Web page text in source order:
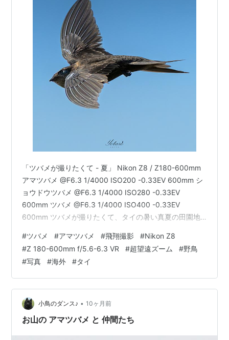
「ツバメが撮りたくて - 夏」 Nikon Z8 / Z180-600mm
アマツバメ @F6.3 1/4000 ISO200 -0.33EV 600mm シ
ョウドウツバメ @F6.3 1/4000 ISO280 -0.33EV
600mm ツバメ @F6.3 1/4000 ISO400 -0.33EV
600mm ツバメが撮りたくて、タイの暑い真夏の田園地
い近接撮影イケたんじゃないかなと思うけど、なんせ暑
くてそういう準備する気になりませんでした.. Z8もさす
がに熱警告出た。 「ツバメが撮りたくて - 夏」photo by
yotarosui…
#ツバメ #アマツバメ #飛翔撮影 #Nikon Z8
#Z 180-600mm f/5.6-6.3 VR #超望遠ズーム #野鳥
#写真 #海外 #タイ
小鳥のダンス♪ • 10ヶ月前
お山の アマツバメ と 仲間たち